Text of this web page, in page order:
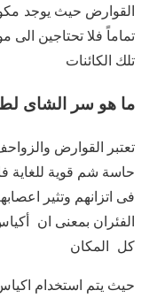
القوارض حيث يوجد
تماماً فلا تحتاجين
تلك الكائنات
ما هو سر الشاى
تعتبر القوارض
حاسة شم قوية للغاية
فى اتزانهم وتثير
الفئران بمعنى ان
كل المكان
حيث يتم استخدام